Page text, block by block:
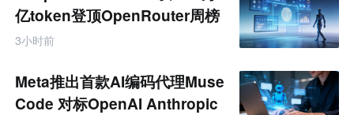
亿token登顶OpenRouter周榜
3小时前
Meta推出首款AI编码代理Muse
Code 对标OpenAI Anthropic